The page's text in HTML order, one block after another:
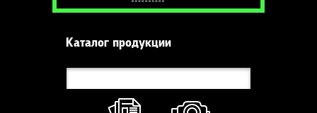
Каталог продукции